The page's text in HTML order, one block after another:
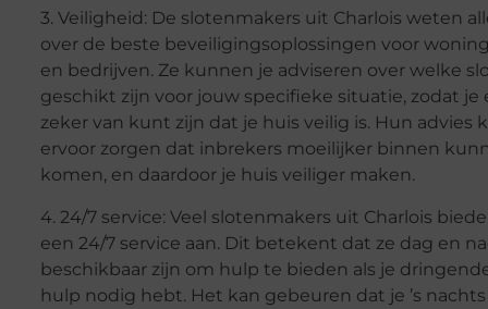
3. Veiligheid: De slotenmakers uit Charlois weten
over de beste beveiligingsoplossingen voor
en bedrijven. Ze kunnen je adviseren over welke
geschikt zijn voor jouw specifieke situatie, zodat je
zeker van kunt zijn dat je huis veilig is. Hun advies
ervoor zorgen dat inbrekers moeilijker binnen
komen, en daardoor je huis veiliger maken.
4. 24/7 service: Veel slotenmakers uit Charlois
een 24/7 service aan. Dit betekent dat ze dag en
beschikbaar zijn om hulp te bieden als je
hulp nodig hebt. Het kan gebeuren dat je ’s